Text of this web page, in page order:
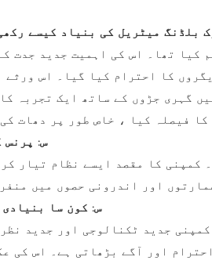
بلڈنگ میٹریل کی بنیاد کیسے
بلڈنگ میٹریل کو باضابطہ طور پر جان ہوو نے 1996 میں
کا احترام کیا گیا۔ اس
گہری جڑوں کے ساتھ ایک تجربہ
فیصلہ کیا ، خاص طور پر دھات
2. س:
کا مقصد ایسے نظام تیار
اور اندرونی حصوں میں
3. س: کون سا
جدید ٹکنالوجی اور جدید
اور آگے بڑھاتی ہے۔ اس کی